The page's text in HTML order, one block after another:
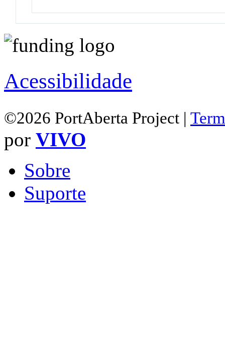
Acessibilidade
©2026 PortAberta Project |
por VIVO
Sobre
Suporte